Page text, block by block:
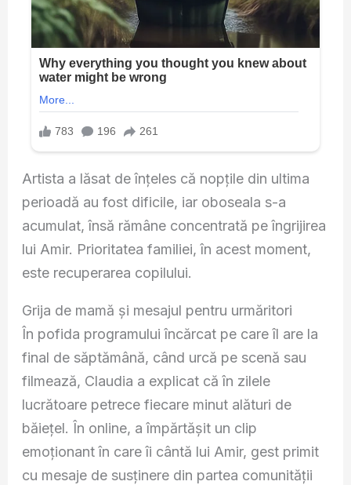
Artista a lăsat de înțeles că nopțile din ultima
perioadă au fost dificile, iar oboseala s-a
acumulat, însă rămâne concentrată pe îngrijirea
lui Amir. Prioritatea familiei, în acest moment,
este recuperarea copilului.
Grija de mamă și mesajul pentru urmăritori
În pofida programului încărcat pe care îl are la
final de săptămână, când urcă pe scenă sau
filmează, Claudia a explicat că în zilele
lucrătoare petrece fiecare minut alături de
băiețel. În online, a împărtășit un clip
emoționant în care îi cântă lui Amir, gest primit
cu mesaje de susținere din partea comunității